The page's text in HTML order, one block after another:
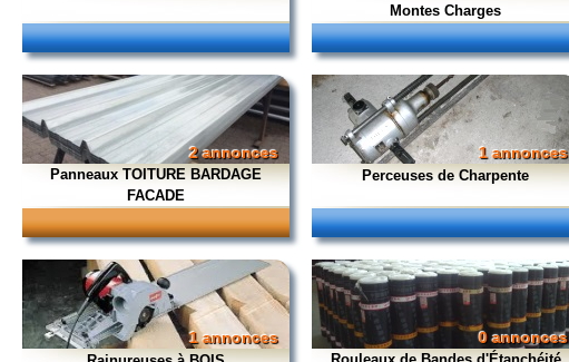
Montes Charges
2 annonces
Panneaux TOITURE BARDAGE
FACADE
1 annonces
Perceuses de Charpente
1 annonces 0 annonces